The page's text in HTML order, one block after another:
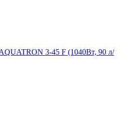
3-45 F (1040Вт, 90 л/